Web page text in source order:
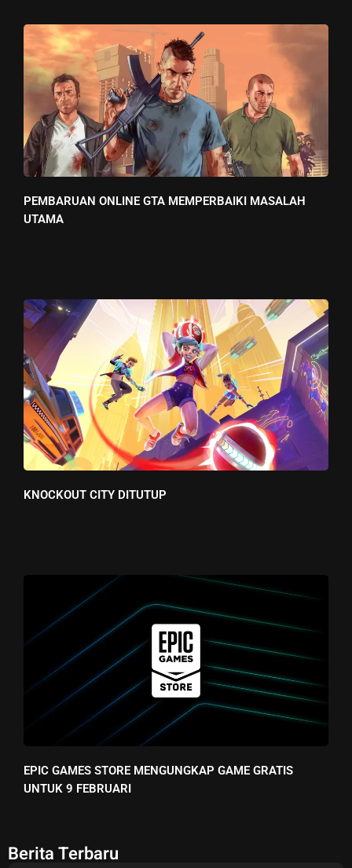
PEMBARUAN ONLINE GTA MEMPERBAIKI MASALAH
UTAMA
KNOCKOUT CITY DITUTUP
EPIC GAMES STORE MENGUNGKAP GAME GRATIS
UNTUK 9 FEBRUARI
Berita Terbaru